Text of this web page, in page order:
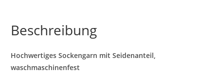
Beschreibung
Hochwertiges Sockengarn mit Seidenanteil,
waschmaschinenfest